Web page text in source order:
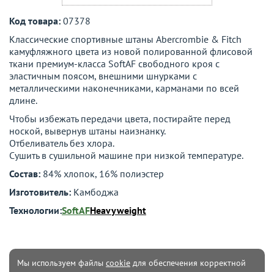
Код товара: 07378
Классические спортивные штаны Abercrombie & Fitch
камуфляжного цвета из новой полированной флисовой
ткани премиум-класса SoftAF свободного кроя с
эластичным поясом, внешними шнурками с
металлическими наконечниками, карманами по всей
длине.
Чтобы избежать передачи цвета, постирайте перед
ноской, вывернув штаны наизнанку.
Отбеливатель без хлора.
Сушить в сушильной машине при низкой температуре.
Состав: 84% хлопок, 16% полиэстер
Изготовитель: Камбоджа
Технологии:SoftAFHeavyweight
Мы используем файлы cookie для обеспечения корректной